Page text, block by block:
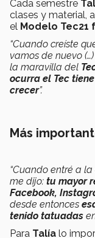
Cada semestre
clases y material,
el Modelo
“Cuando creíste
vamos de nuevo
la maravilla del
ocurra el Tec
crecer”.
Más
“Cuando entré a
me dijo: tu mayor
Facebook,
desde entonces
tenido tatuadas
Para Talía lo